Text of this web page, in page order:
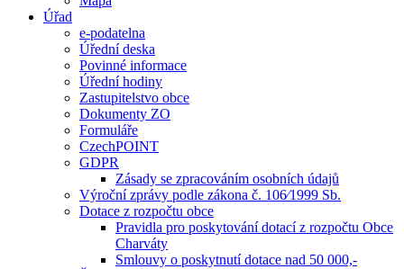
Úřad
e-podatelna
Úřední deska
Povinné informace
Úřední hodiny
Zastupitelstvo obce
Dokumenty ZO
Formuláře
CzechPOINT
GDPR
Zásady se zpracováním osobních údajů
Výroční zprávy podle zákona č. 106⁄1999 Sb.
Dotace z rozpočtu obce
Pravidla pro poskytování dotací z rozpočtu Obce
Charváty
Smlouvy o poskytnutí dotace nad 50 000,-